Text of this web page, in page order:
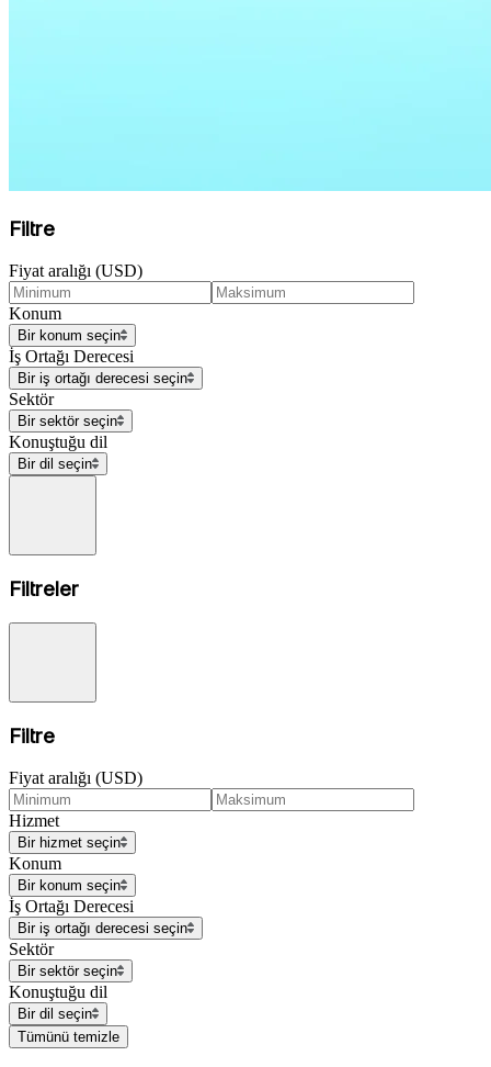
Filtre
Fiyat aralığı (USD)
Konum
Bir konum seçin
İş Ortağı Derecesi
Bir iş ortağı derecesi seçin
Sektör
Bir sektör seçin
Konuştuğu dil
Bir dil seçin
Filtreler
Filtre
Fiyat aralığı (USD)
Hizmet
Bir hizmet seçin
Konum
Bir konum seçin
İş Ortağı Derecesi
Bir iş ortağı derecesi seçin
Sektör
Bir sektör seçin
Konuştuğu dil
Bir dil seçin
Tümünü temizle